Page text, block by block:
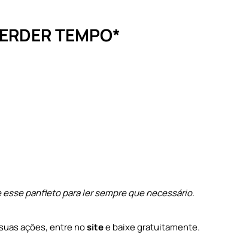
TEMPO*
panfleto para ler sempre que necessário.
ações, entre nositee baixe gratuitamente.